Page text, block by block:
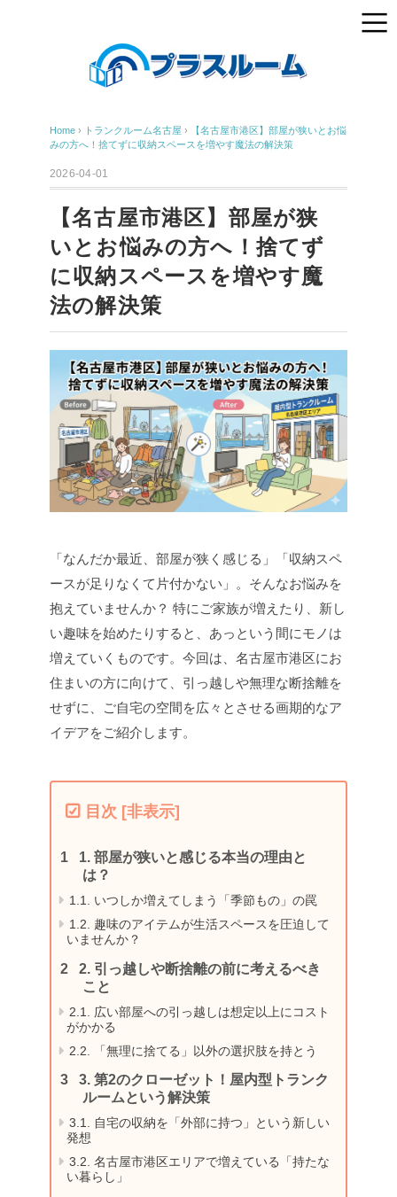
Home › トランクルーム名古屋 ›
【名古屋市港区】部屋が狭いとお悩
みの方へ！捨てずに収納スペースを増やす魔法の解決策
2026-04-01
【名古屋市港区】部屋が狭
いとお悩みの方へ！捨てず
に収納スペースを増やす魔
法の解決策
「なんだか最近、部屋が狭く感じる」「収納スペ
ースが足りなくて片付かない」。そんなお悩みを
抱えていませんか？ 特にご家族が増えたり、新し
い趣味を始めたりすると、あっという間にモノは
増えていくものです。今回は、名古屋市港区にお
住まいの方に向けて、引っ越しや無理な断捨離を
せずに、ご自宅の空間を広々とさせる画期的なア
イデアをご紹介します。
目次 [非表示]
1. 部屋が狭いと感じる本当の理由と
は？
1.1. いつしか増えてしまう「季節もの」の罠
1.2. 趣味のアイテムが生活スペースを圧迫して
いませんか？
2. 引っ越しや断捨離の前に考えるべき
こと
2.1.
広い部屋への引っ越しは想定以上にコスト
がかかる
2.2.
「無理に捨てる」以外の選択肢を持とう
3. 第2のクローゼット！屋内型トランク
ルームという解決策
3.1.
自宅の収納を「外部に持つ」という新しい
発想
3.2. 名古屋市港区エリアで増えている「持たな
い暮らし」